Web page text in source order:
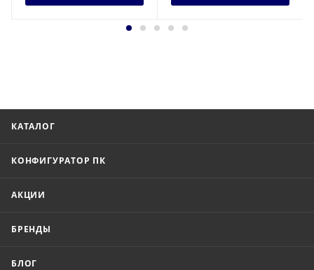
КАТАЛОГ
КОНФИГУРАТОР ПК
АКЦИИ
БРЕНДЫ
БЛОГ